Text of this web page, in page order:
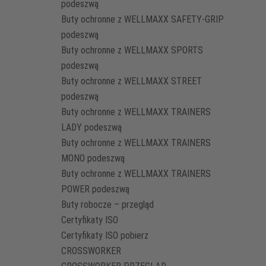
podeszwą
Buty ochronne z WELLMAXX SAFETY-GRIP
podeszwą
Buty ochronne z WELLMAXX SPORTS
podeszwą
Buty ochronne z WELLMAXX STREET
podeszwą
Buty ochronne z WELLMAXX TRAINERS
LADY podeszwą
Buty ochronne z WELLMAXX TRAINERS
MONO podeszwą
Buty ochronne z WELLMAXX TRAINERS
POWER podeszwą
Buty robocze – przegląd
Certyfikaty ISO
Certyfikaty ISO pobierz
CROSSWORKER